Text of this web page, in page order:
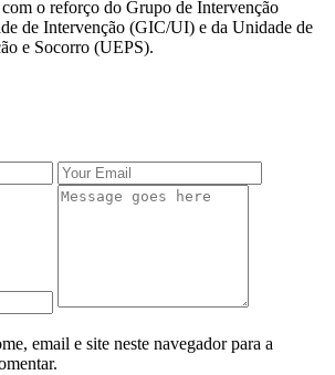
o reforço do Grupo de Intervenção
de Intervenção (GIC/UI) e da Unidade de
e Socorro (UEPS).
email e site neste navegador para a